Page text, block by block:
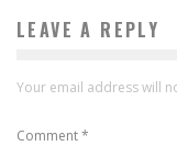
LEAVE A REPLY
Your email address will
Comment*